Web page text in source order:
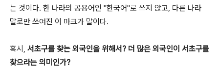
는 것이다. 한 나라의 공용어인 "한국어"로 쓰지 않고, 다른 나라
말로만 쓰여진 이 마크가 말이다.
혹시, 서초구를 찾는 외국인을 위해서? 더 많은 외국인이 서초구를
찾으라는 의미인가?